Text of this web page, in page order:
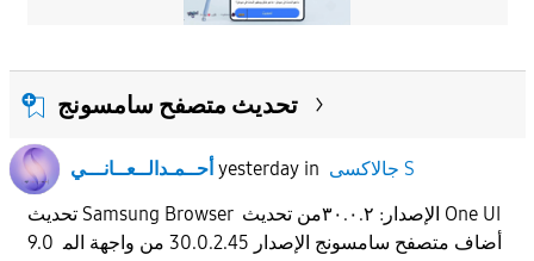
تحديث متصفح سامسونج
أحــمـدالــعــانـــي yesterdayin
جالاكسى S
تحديث Samsung Browser الإصدار: ٣٠.٠.٢من تحديث One UI
9.0 أضاف متصفح سامسونج الإصدار 30.0.2.45 من واجهة الم